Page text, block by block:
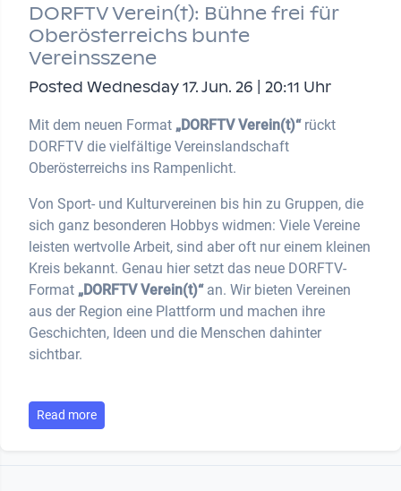
DORFTV Verein(t): Bühne frei für
Oberösterreichs bunte
Vereinsszene
Posted Wednesday 17. Jun. 26 | 20:11 Uhr
Mit dem neuen Format „DORFTV Verein(t)“rückt
DORFTV die vielfältige Vereinslandschaft
Oberösterreichs ins Rampenlicht.
Von Sport- und Kulturvereinen bis hin zu Gruppen, die
sich ganz besonderen Hobbys widmen: Viele Vereine
leisten wertvolle Arbeit, sind aber oft nur einem kleinen
Kreis bekannt. Genau hier setzt das neue DORFTV-
Format „DORFTV Verein(t)“an. Wir bieten Vereinen
aus der Region eine Plattform und machen ihre
Geschichten, Ideen und die Menschen dahinter
sichtbar.
Read more